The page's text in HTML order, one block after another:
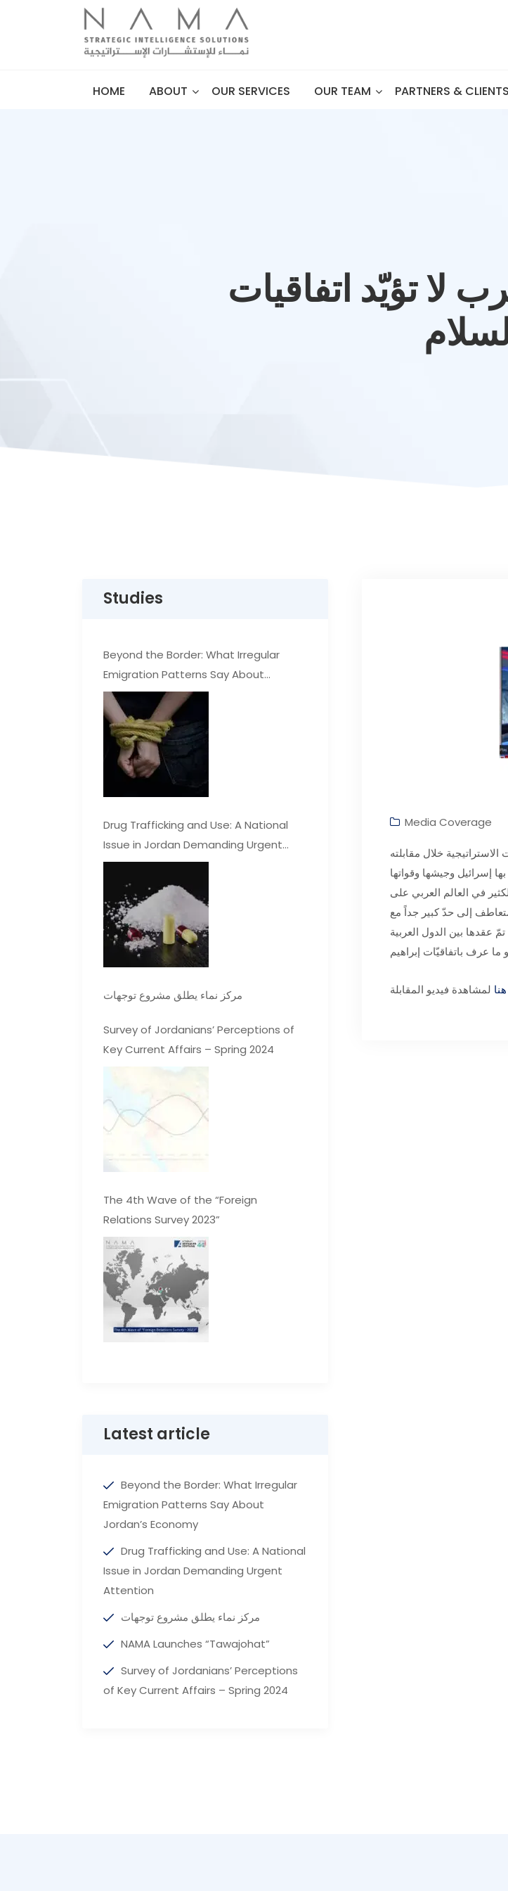
HOME ABOUT OUR SERVICES OUR TEAM PARTNERS & CLIENTS
لا تؤيّد اتفاقيات
Media Coverage
خلال مقابلته
إسرائيل وجيشها وقواتها
في العالم العربي على
إلى حدّ كبير جداً مع
عقدها بين الدول العربية
هنا
Studies
Beyond the Border: What Irregular
Emigration Patterns Say About
Jordan’s Economy
Drug Trafficking and Use: A National
Issue in Jordan Demanding Urgent
Attention
مركز نماء يطلق مشروع توجهات
Survey of Jordanians’ Perceptions of
Key Current Affairs – Spring 2024
The 4th Wave of the “Foreign
Relations Survey 2023”
Latest article
Beyond the Border: What Irregular
Emigration Patterns Say About
Jordan’s Economy
Drug Trafficking and Use: A National
Issue in Jordan Demanding Urgent
Attention
مركز نماء يطلق مشروع توجهات
NAMA Launches “Tawajohat”
Survey of Jordanians’ Perceptions
of Key Current Affairs – Spring 2024